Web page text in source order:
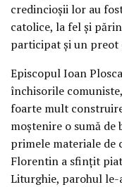
credincioşii lor au
catolice, la fel şi
participat şi un
Episcopul Ioan
închisorile
foarte mult
moştenire o sumă
primele materiale de
Florentin a sfinţit
Liturghie, parohul